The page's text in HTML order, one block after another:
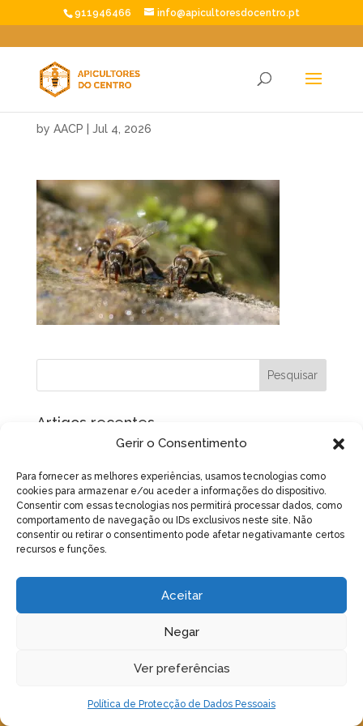
Gerir o Consentimento
Para fornecer as melhores experiências, usamos tecnologias como
cookies para armazenar e/ou aceder a informações do dispositivo.
Consentir com essas tecnologias nos permitirá processar dados, como
comportamento de navegação ou IDs exclusivos neste site. Não
consentir ou retirar o consentimento pode afetar negativamante certos
recursos e funções.
Aceitar
Negar
Ver preferências
Política de Protecção de Dados Pessoais
911946466 info@apicultoresdocentro.pt
by AACP Jul 4, 2026
Artigos recentes
No Verão, garanta água às suas colmeias
Assembleia Geral Ordinária e Eleitoral – 17 de Maio
de 2026 – 15h
Curso de Criação de Rainhas
Magusto Natalício 2024